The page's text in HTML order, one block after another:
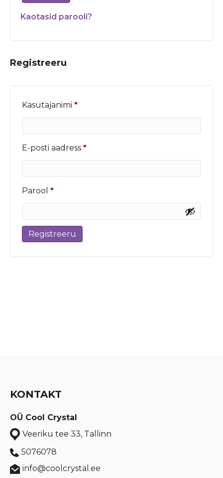
Kaotasid parooli?
Registreeru
Kasutajanimi *Nõutud
E-posti aadress *Nõutud
Parool *Nõutud
Registreeru
KONTAKT
OÜ Cool Crystal
Veeriku tee 33, Tallinn
5076078
info@coolcrystal.ee